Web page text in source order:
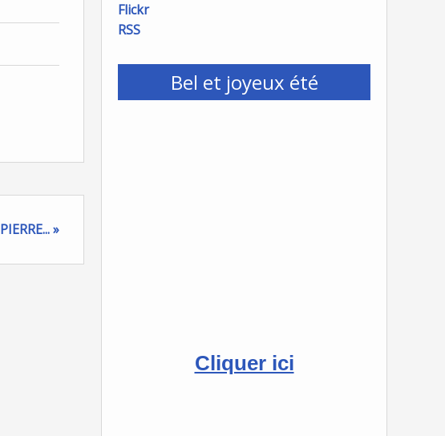
Flickr
RSS
Bel et joyeux été
Cliquer ici
»